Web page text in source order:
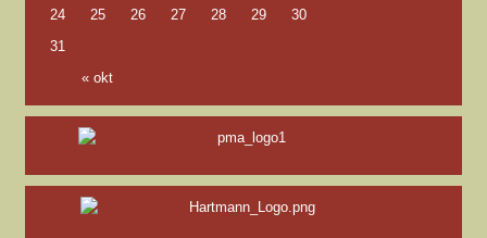
« okt
24
25 26 27 28 29
30
31